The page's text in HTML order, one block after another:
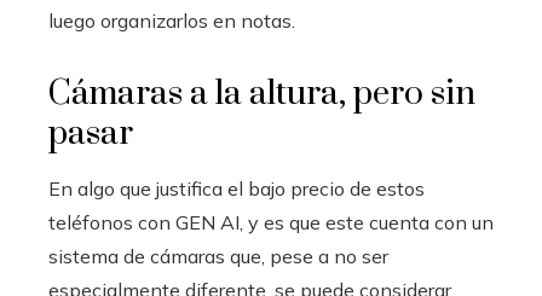
luego organizarlos en notas.
Cámaras a la altura, pero sin
pasar
En algo que justifica el bajo precio de estos
teléfonos con GEN AI, y es que este cuenta con un
sistema de cámaras que, pese a no ser
especialmente diferente, se puede considerar